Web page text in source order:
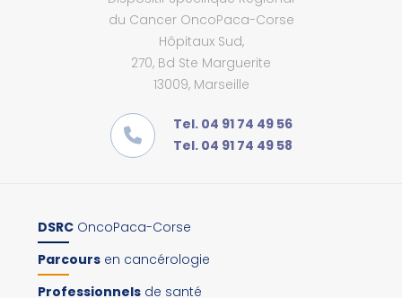
du Cancer OncoPaca-Corse
Hôpitaux Sud,
270, Bd Ste Marguerite
13009, Marseille
Tel. 04 91 74 49 56
Tel. 04 91 74 49 58
DSRC OncoPaca-Corse
Parcours en cancérologie
Professionnels de santé